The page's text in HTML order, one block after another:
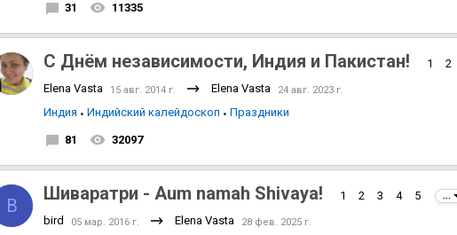
Аравийское море Бенгальский залив
31 11335
С Днём независимости, Индия и Пакистан! 1 2
Elena Vasta
15 авг. 2014 г. Elena Vasta 24 авг. 2023 г.
Индия Индийский калейдоскоп Праздники
81 32097
Шиваратри - Aum namah Shivaya! 1 2 3 4 5
B
bird 05 мар. 2016 г. Elena Vasta 28 фев. 2025 г.